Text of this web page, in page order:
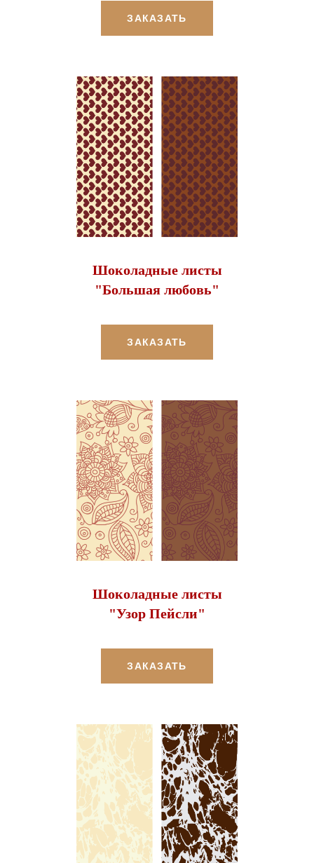
ЗАКАЗАТЬ
Шоколадные листы
"Большая любовь"
ЗАКАЗАТЬ
Шоколадные листы
"Узор Пейсли"
ЗАКАЗАТЬ